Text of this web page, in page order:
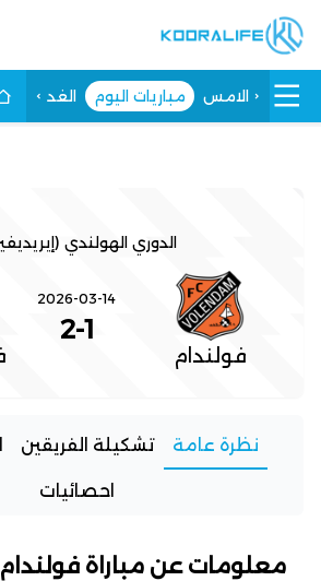
الامس مباريات اليوم الغد
الدوري الهولندي
فولندام
2026-03-14
1
-
2
نظرة عامة تشكيلة الفريقين
احصائيات
معلومات عن مباراة